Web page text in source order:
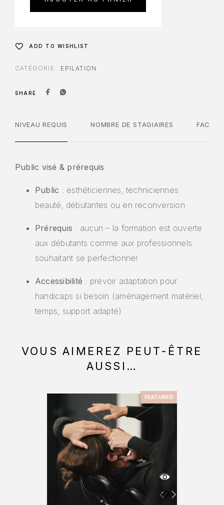
ADD TO WISHLIST
CATÉGORIE : EPILATION
SHARE
NIVEAU REQUIS NOMBRE DE STAGIAIRES
Public visé & prérequis
Public : esthéticiennes, techniciennes
beauté, débutantes ou en reconversion
Prérequis : aucun – la formation est ouverte
aux débutants comme aux professionnels
souhaitant se perfectionner
Accessibilité : prévoir adaptation pour
handicaps si besoin (aménagement matériel,
temps, support adapté)
VOUS AIMEREZ PEUT-ÊTRE
AUSSI…
FEATURED